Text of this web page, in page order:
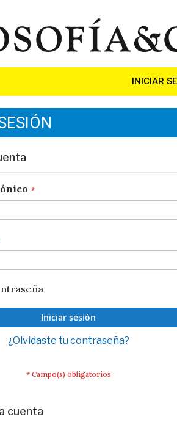
INICIAR
Iniciar sesión
¿Olvidaste tu contraseña?
cuenta